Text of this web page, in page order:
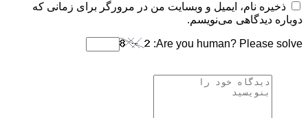
ذخیره نام، ایمیل و وبسایت من در مرورگر برای زمانی که
دوباره دیدگاهی می‌نویسم.
Are you human? Please solve: